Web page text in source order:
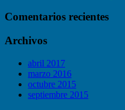
Comentarios recientes
Archivos
abril 2017
marzo 2016
octubre 2015
septiembre 2015